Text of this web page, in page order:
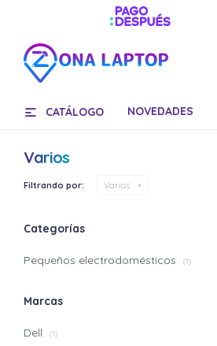
CATÁLOGO NOVEDADES
Varios
Filtrando por: Varios
Categorías
Pequeños electrodomésticos (1)
Marcas
Dell (1)